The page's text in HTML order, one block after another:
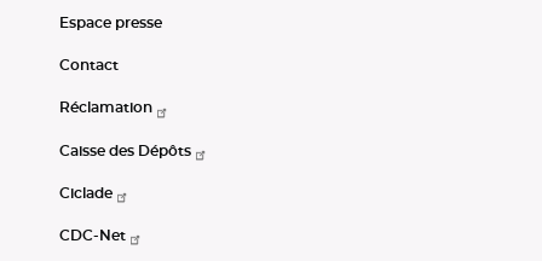
Espace presse
Contact
Réclamation
Caisse des Dépôts
Ciclade
CDC-Net